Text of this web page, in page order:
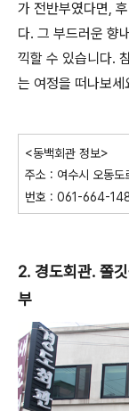
가 전반부였다면,
다. 그 부드러운 향
끽할 수 있습니다.
는 여정을 떠나보세
<동백회관 정보>
주소 : 여수시 오동
번호 : 061-664-
2. 경도회관. 쫄
부